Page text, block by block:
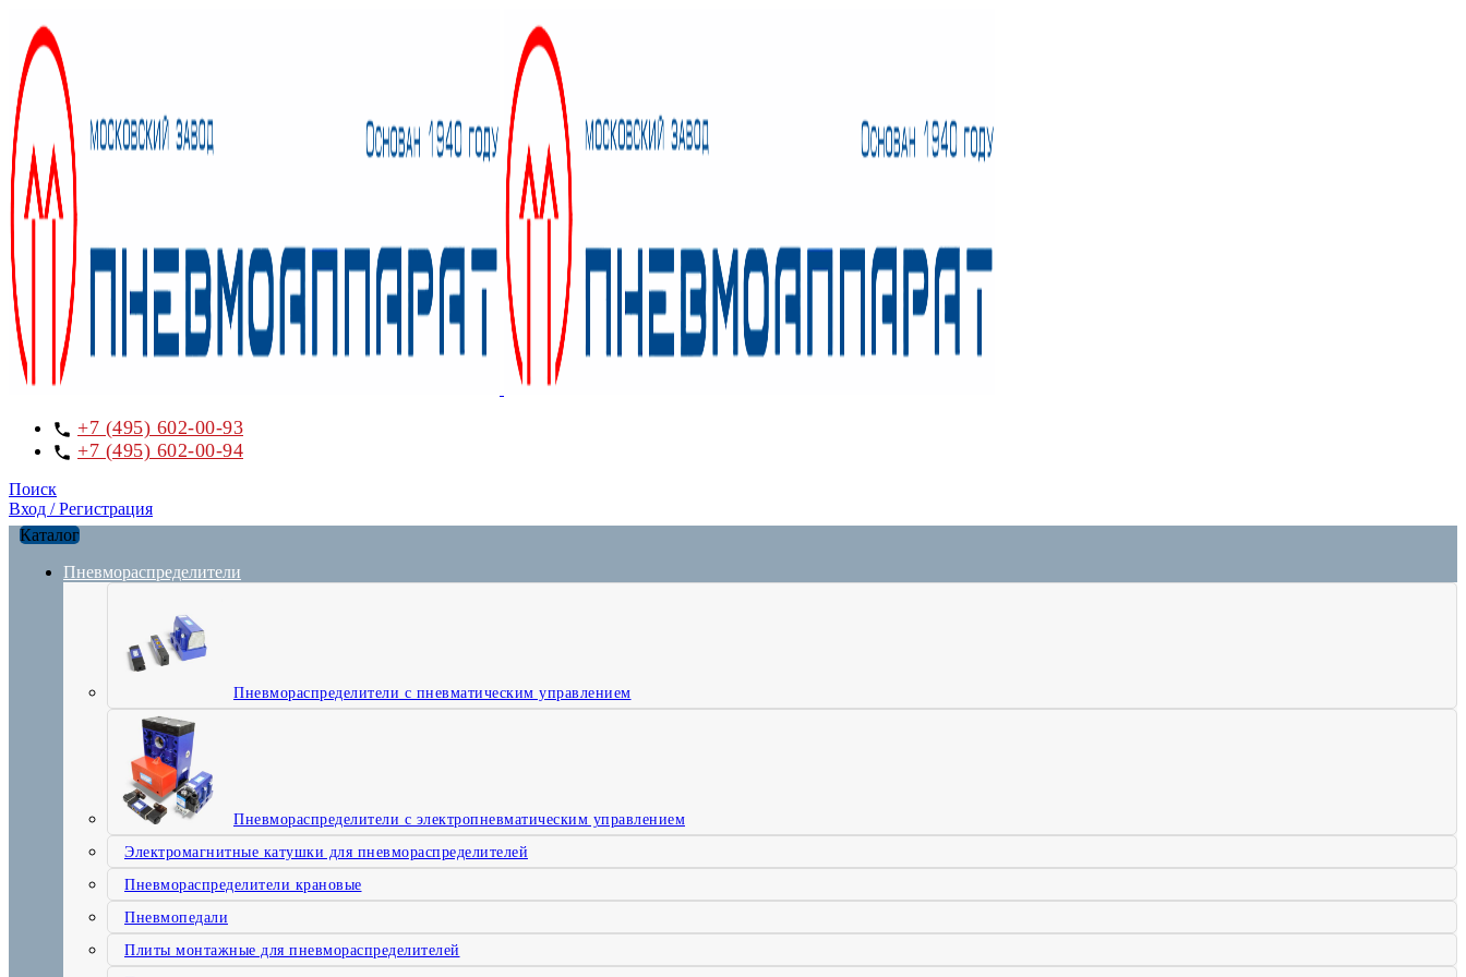
+7 (495) 602-00-93
+7 (495) 602-00-94
Поиск
Вход / Регистрация
Каталог
Пневмораспределители
Пневмораспределители с пневматическим управлением
Пневмораспределители с электропневматическим управлением
Электромагнитные катушки для пневмораспределителей
Пневмораспределители крановые
Пневмопедали
Плиты монтажные для пневмораспределителей